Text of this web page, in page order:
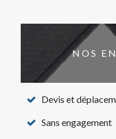
NOS
Devis et
Sans engagement